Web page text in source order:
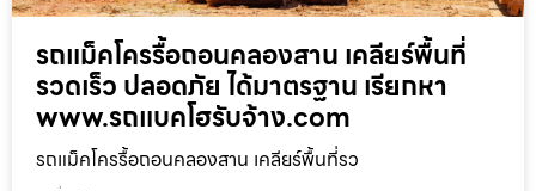
รถแม็คโครรื้อถอนคลองสาน เคลียร์พื้นที่
รวดเร็ว ปลอดภัย ได้มาตรฐาน เรียกหา
www.รถแบคโฮรับจ้าง.com
รถแม็คโครรื้อถอนคลองสาน เคลียร์พื้นที่รว